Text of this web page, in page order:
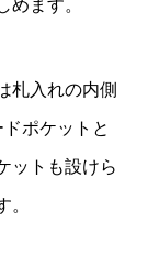
めます。
札入れの内側
ポケットと
ットも設けら
。